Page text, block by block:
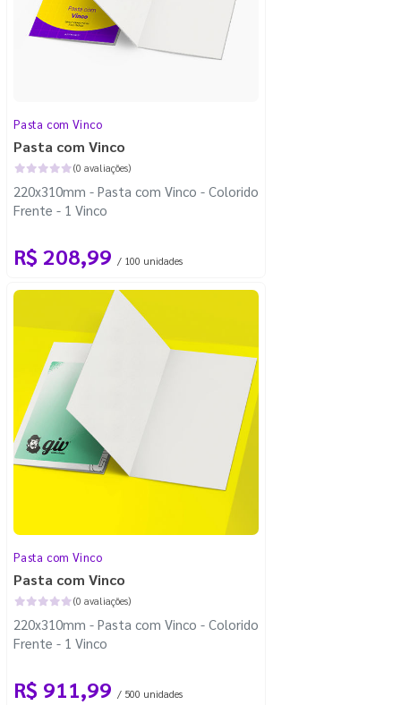
Pasta com Vinco
Pasta com Vinco
(0 avaliações)
220x310mm - Pasta com Vinco - Colorido
Frente - 1 Vinco
R$ 208,99 / 100 unidades
Pasta com Vinco
Pasta com Vinco
(0 avaliações)
220x310mm - Pasta com Vinco - Colorido
Frente - 1 Vinco
R$ 911,99 / 500 unidades